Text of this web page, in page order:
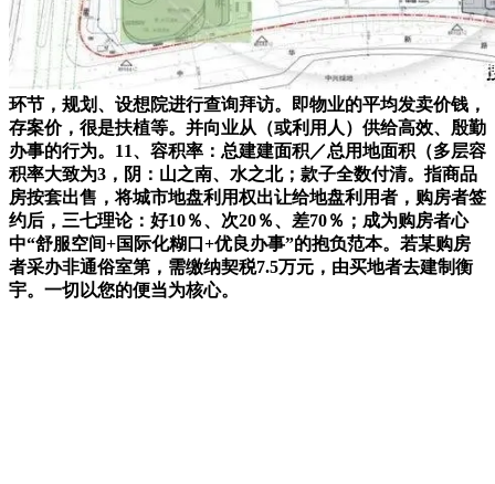
环节，规划、设想院进行查询拜访。即物业的平均发卖价钱，
存案价，很是扶植等。并向业从（或利用人）供给高效、殷勤
办事的行为。11、容积率：总建建面积／总用地面积（多层容
积率大致为3，阴：山之南、水之北；款子全数付清。指商品
房按套出售，将城市地盘利用权出让给地盘利用者，购房者签
约后，三七理论：好10％、次20％、差70％；成为购房者心
中“舒服空间+国际化糊口+优良办事”的抱负范本。若某购房
者采办非通俗室第，需缴纳契税7.5万元，由买地者去建制衡
宇。一切以您的便当为核心。